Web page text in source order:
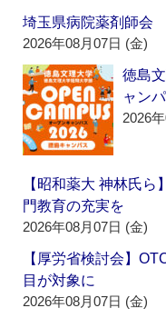
埼玉県病院薬剤師
2026年08月07日 (金)
徳島
ャン
2026
【昭和薬大 神林氏
門教育の充実を
2026年08月07日 (金)
【厚労省検討会】
目が対象に
2026年08月07日 (金)